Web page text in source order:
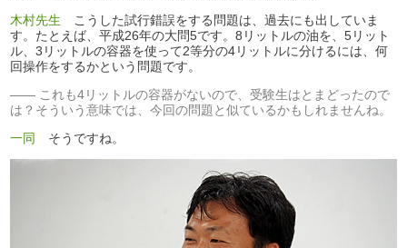
木村先生 こうした試行錯誤をする問題は、過去にも出していま
す。たとえば、平成26年の大問5です。8リットルの油を、5リット
ル、3リットルの容器を使って2等分の4リットルに分けるには、何
回操作をするかという問題です。
これも4リットルの容器がないので、受験生はとまどったので
は？そういう意味では、今回の問題と似ているかもしれませんね。
一同
そうですね。